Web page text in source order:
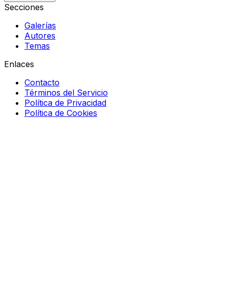
Secciones
Galerías
Autores
Temas
Enlaces
Contacto
Términos del Servicio
Política de Privacidad
Política de Cookies